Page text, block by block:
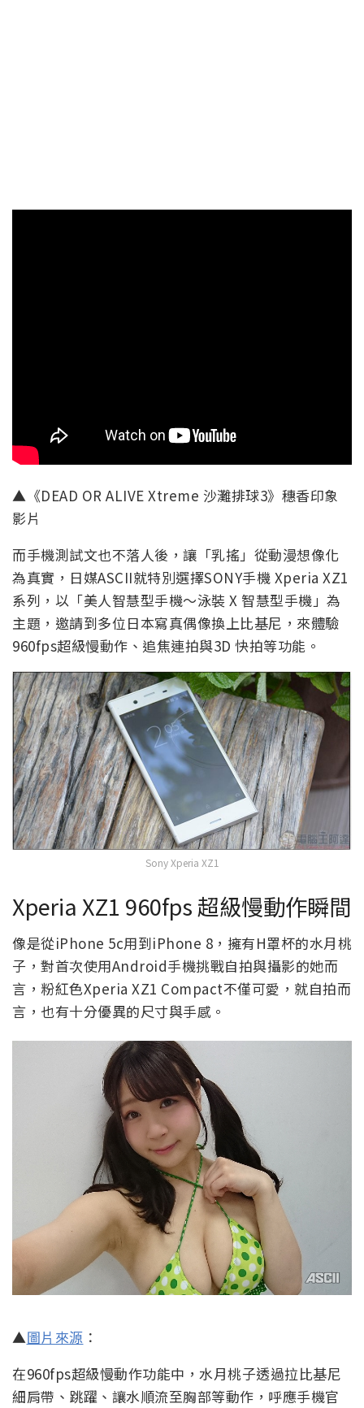
▲《DEAD OR ALIVE Xtreme 沙灘排球3》穗香印象
影片
而手機測試文也不落人後，讓「乳搖」從動漫想像化
為真實，日媒ASCII就特別選擇SONY手機 Xperia XZ1
系列，以「美人智慧型手機～泳裝 X 智慧型手機」為
主題，邀請到多位日本寫真偶像換上比基尼，來體驗
960fps超級慢動作、追焦連拍與3D 快拍等功能。
Sony Xperia XZ1
Xperia XZ1 960fps 超級慢動作瞬間
像是從iPhone 5c用到iPhone 8，擁有H罩杯的水月桃
子，對首次使用Android手機挑戰自拍與攝影的她而
言，粉紅色Xperia XZ1 Compact不僅可愛，就自拍而
言，也有十分優異的尺寸與手感。
▲圖片來源 ：
在960fps超級慢動作功能中，水月桃子透過拉比基尼
細肩帶、跳躍、讓水順流至胸部等動作，呼應手機官